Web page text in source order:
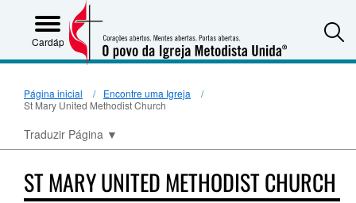
Cardápio
Página inicial
Encontre uma Igreja
St Mary United Methodist Church
Traduzir Página ▼
ST MARY UNITED METHODIST CHURCH